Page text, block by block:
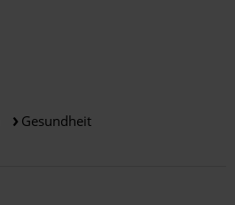
Gesundheit